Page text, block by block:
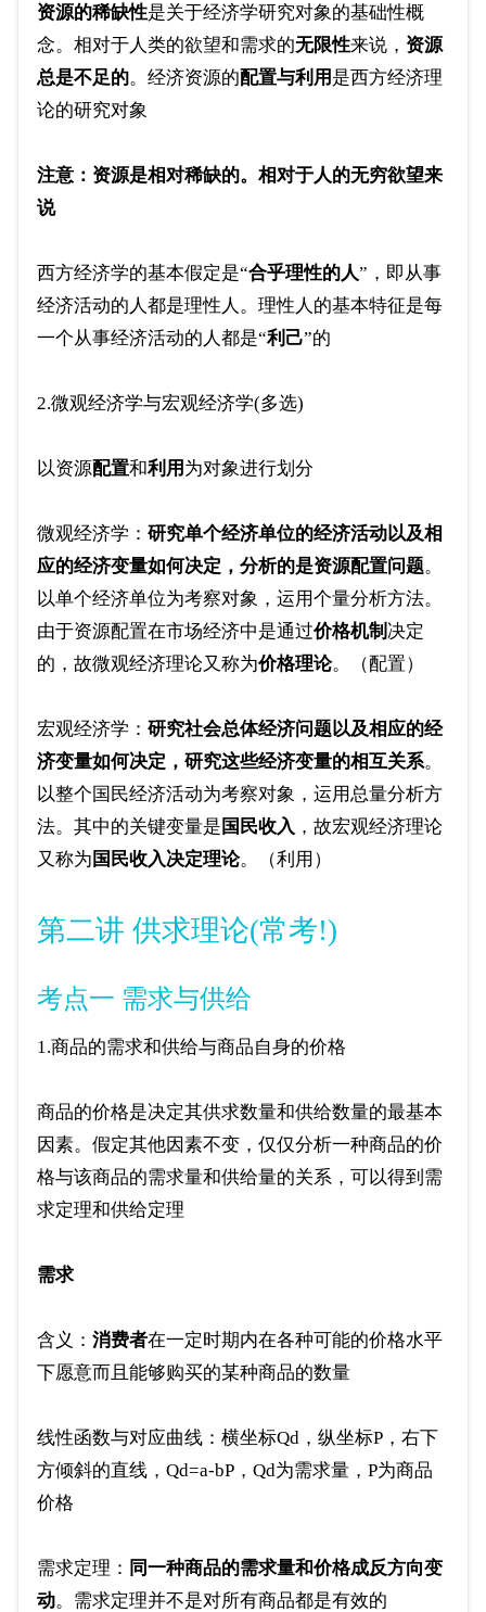
资源的稀缺性是关于经济学研究对象的基础性概
念。相对于人类的欲望和需求的无限性来说， 资源
总是不足的。经济资源的配置与利用 是西方经济理
论的研究对象
注意：资源是相对稀缺的。相对于人的无穷欲望来
说
西方经济学的基本假定是“合乎理性的人”，即从事
经济活动的人都是理性人。理性人的基本特征是每
一个从事经济活动的人都是“利己”的
2.微观经济学与宏观经济学(多选)
以资源配置和利用 为对象进行划分
微观经济学： 研究单个经济单位的经济活动以及相
应的经济变量如何决定，分析的是资源配置问题。
以单个经济单位为考察对象，运用个量分析方法。
由于资源配置在市场经济中是通过价格机制 决定
的，故微观经济理论又称为价格理论。（配置）
宏观经济学： 研究社会总体经济问题以及相应的经
济变量如何决定，研究这些经济变量的相互关系。
以整个国民经济活动为考察对象，运用总量分析方
法。其中的关键变量是 国民收入 ，故宏观经济理论
又称为 国民收入决定理论。（利用）
第二讲 供求理论(常考!)
考点一 需求与供给
1.商品的需求和供给与商品自身的价格
商品的价格是决定其供求数量和供给数量的最基本
因素。假定其他因素不变，仅仅分析一种商品的价
格与该商品的需求量和供给量的关系，可以得到需
求定理和供给定理
需求
含义： 消费者在一定时期内在各种可能的价格水平
下愿意而且能够购买的某种商品的数量
线性函数与对应曲线：横坐标Qd，纵坐标P，右下
方倾斜的直线，Qd=a-bP，Qd为需求量，P为商品
价格
需求定理： 同一种商品的需求量和价格成反方向变
动。需求定理并不是对所有商品都是有效的